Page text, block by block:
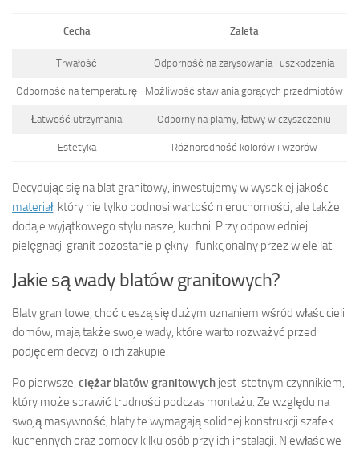
Cecha Zaleta
Trwałość Odporność na zarysowania i uszkodzenia
Odporność na temperaturę Możliwość stawiania gorących przedmiotów
Łatwość utrzymania Odporny na plamy, łatwy w czyszczeniu
Estetyka Różnorodność kolorów i wzorów
Decydując się na blat granitowy, inwestujemy w wysokiej jakości
materiał, który nie tylko podnosi wartość nieruchomości, ale także
dodaje wyjątkowego stylu naszej kuchni. Przy odpowiedniej
pielęgnacji granit pozostanie piękny i funkcjonalny przez wiele lat.
Jakie są wady blatów granitowych?
Blaty granitowe, choć cieszą się dużym uznaniem wśród właścicieli
domów, mają także swoje wady, które warto rozważyć przed
podjęciem decyzji o ich zakupie.
Po pierwsze, ciężar blatów granitowych jest istotnym czynnikiem,
który może sprawić trudności podczas montażu. Ze względu na
swoją masywność, blaty te wymagają solidnej konstrukcji szafek
kuchennych oraz pomocy kilku osób przy ich instalacji. Niewłaściwe